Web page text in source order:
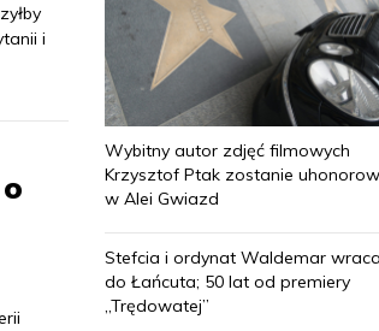
i
Wybitny autor zdjęć filmowych
Krzysztof Ptak zostanie
w Alei Gwiazd
Stefcia i ordynat Waldemar
do Łańcuta; 50 lat od premiery
„Trędowatej”